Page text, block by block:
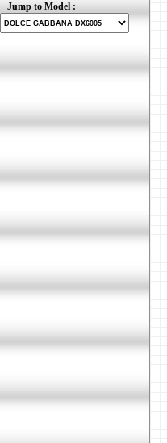
Jump to Model :